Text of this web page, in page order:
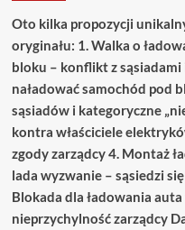
Oto kilka propozycji
oryginału: 1. Walka o
bloku – konflikt z sąsiadami
naładować samochód pod
sąsiadów i kategoryczne
kontra właściciele
zgody zarządcy 4. Montaż
lada wyzwanie – sąsiedzi
Blokada dla ładowania
nieprzychylność zarządcy